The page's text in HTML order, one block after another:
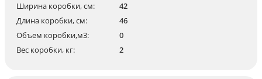
Ширина коробки, см:
42
Длина коробки, см:
46
Объем коробки,м3:
0
Вес коробки, кг:
2